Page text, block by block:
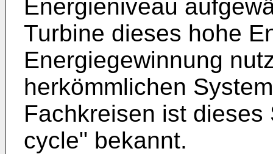
Energieniveau
Turbine dieses hohe
Energiegewinnung
herkömmlichen
Fachkreisen ist
cycle" bekannt.